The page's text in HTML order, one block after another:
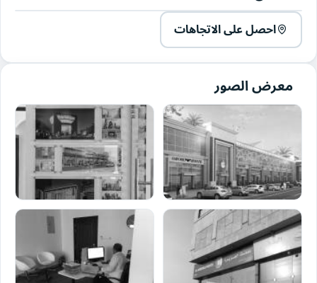
احصل على الاتجاهات
معرض الصور